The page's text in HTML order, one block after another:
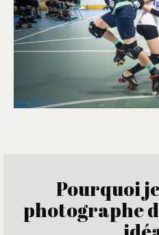
Pourquoi
photographe